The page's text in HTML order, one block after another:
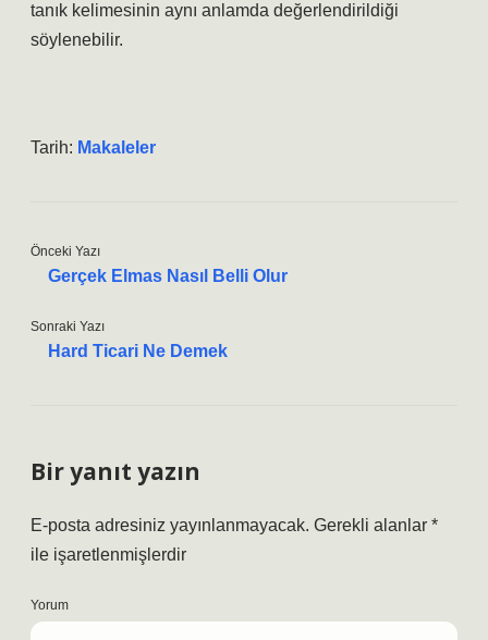
tanık kelimesinin aynı anlamda değerlendirildiği
söylenebilir.
Tarih: Makaleler
Önceki Yazı
Gerçek Elmas Nasıl Belli Olur
Sonraki Yazı
Hard Ticari Ne Demek
Bir yanıt yazın
E-posta adresiniz yayınlanmayacak. Gerekli alanlar *
ile işaretlenmişlerdir
Yorum